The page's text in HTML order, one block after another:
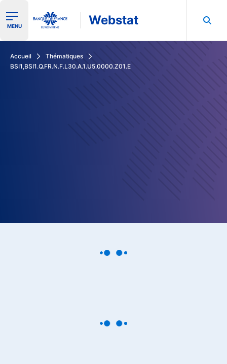
Ouvrir le menu de navigation
MENU Webstat
Accueil
Thématiques
BSI1,BSI1.Q.FR.N.F.L30.A.1.U5.0000.Z01.E